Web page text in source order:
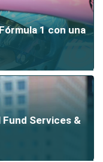
1 con una
Fund Services &